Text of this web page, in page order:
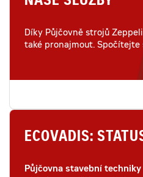
Díky Půjčovně strojů
také pronajmout. Spočítejte
ECOVADIS:
Půjčovna stavební